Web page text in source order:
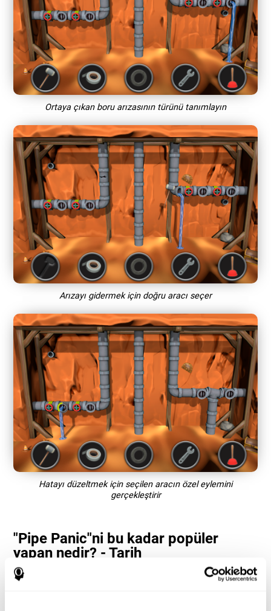
Ortaya çıkan boru arızasının türünü tanımlayın
Arızayı gidermek için doğru aracı seçer
Hatayı düzeltmek için seçilen aracın özel eylemini
gerçekleştirir
"Pipe Panic"ni bu kadar popüler
yapan nedir? - Tarih
"Pipe Panic" gibi tepki süresi ve el-göz koordinasyonu oyunları,